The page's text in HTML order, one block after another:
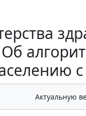
Актуальную